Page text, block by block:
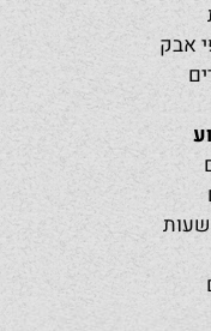
אבק
שעות